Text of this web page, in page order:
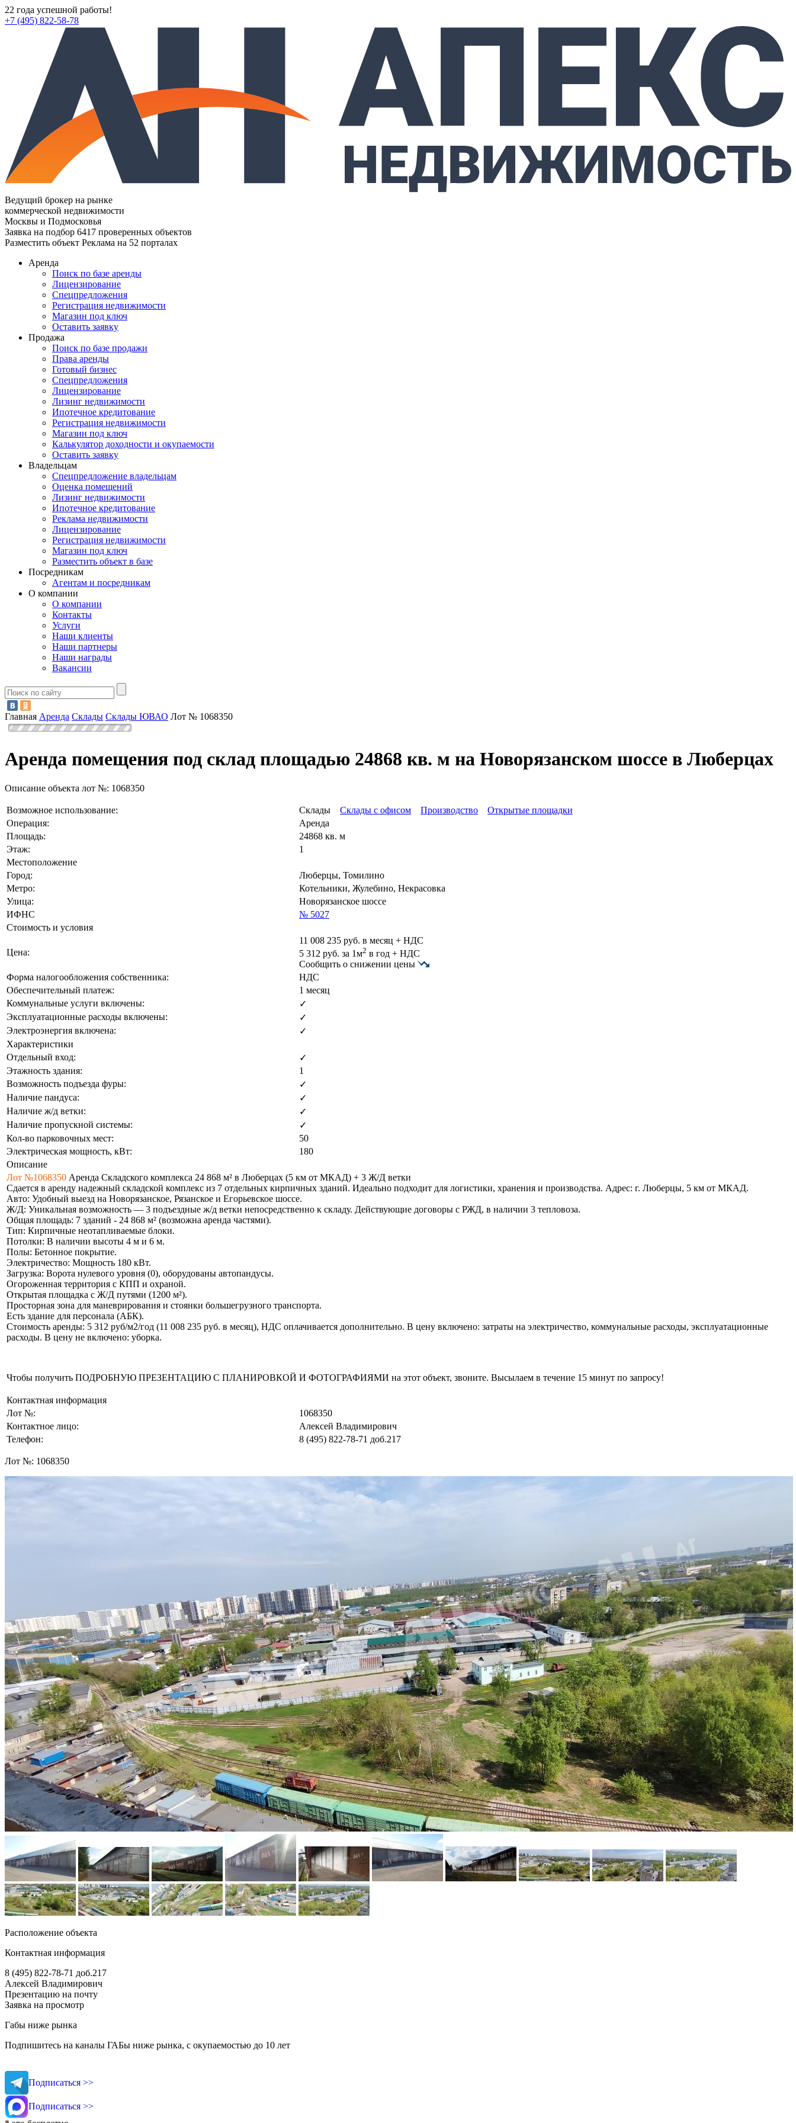
22 года успешной работы!
+7 (495) 822-58-78
Ведущий брокер на рынке
коммерческой недвижимости
Москвы и Подмосковья
Заявка на подбор 6417 проверенных объектов
Разместить объект Реклама на 52 порталах
Аренда
Поиск по базе аренды
Лицензирование
Спецпредложения
Регистрация недвижимости
Магазин под ключ
Оставить заявку
Продажа
Поиск по базе продажи
Права аренды
Готовый бизнес
Спецпредложения
Лицензирование
Лизинг недвижимости
Ипотечное кредитование
Регистрация недвижимости
Магазин под ключ
Калькулятор доходности и окупаемости
Оставить заявку
Владельцам
Спецпредложение владельцам
Оценка помещений
Лизинг недвижимости
Ипотечное кредитование
Реклама недвижимости
Лицензирование
Регистрация недвижимости
Магазин под ключ
Разместить объект в базе
Посредникам
Агентам и посредникам
О компании
О компании
Контакты
Услуги
Наши клиенты
Наши партнеры
Наши награды
Вакансии
Главная Аренда Склады Склады ЮВАО Лот № 1068350
Аренда помещения под склад площадью 24868 кв. м на Новорязанском шоссе в Люберцах
Описание объекта лот №: 1068350
Возможное использование: Склады Склады с офисом Производство
Открытые площадки
Операция:
Аренда
Площадь:
24868 кв. м
Этаж:
1
Местоположение
Город:
Люберцы, Томилино
Метро:
Котельники, Жулебино, Некрасовка
Улица:
Новорязанское шоссе
ИФНС
№ 5027
Стоимость и условия
Цена:
11 008 235 руб. в месяц + НДС
5 312 руб. за 1м2 в год + НДС
Сообщить о снижении цены
Форма налогообложения собственника:
НДС
Обеспечительный платеж:
1 месяц
Коммунальные услуги включены:
✓
Эксплуатационные расходы включены:
✓
Электроэнергия включена:
✓
Характеристики
Отдельный вход:
✓
Этажность здания:
1
Возможность подъезда фуры:
✓
Наличие пандуса:
✓
Наличие ж/д ветки:
✓
Наличие пропускной системы:
✓
Кол-во парковочных мест:
50
Электрическая мощность, кВт:
180
Описание
Лот №1068350 Аренда Складского комплекса 24 868 м² в Люберцах (5 км от МКАД) + 3 Ж/Д ветки
Сдается в аренду надежный складской комплекс из 7 отдельных кирпичных зданий. Идеально подходит для логистики, хранения и производства. Адрес: г. Люберцы, 5 км от МКАД.
Авто: Удобный выезд на Новорязанское, Рязанское и Егорьевское шоссе.
Ж/Д: Уникальная возможность — 3 подъездные ж/д ветки непосредственно к складу. Действующие договоры с РЖД, в наличии 3 тепловоза.
Общая площадь: 7 зданий - 24 868 м² (возможна аренда частями).
Тип: Кирпичные неотапливаемые блоки.
Потолки: В наличии высоты 4 м и 6 м.
Полы: Бетонное покрытие.
Электричество: Мощность 180 кВт.
Загрузка: Ворота нулевого уровня (0), оборудованы автопандусы.
Огороженная территория с КПП и охраной.
Открытая площадка с Ж/Д путями (1200 м²).
Просторная зона для маневрирования и стоянки большегрузного транспорта.
Есть здание для персонала (АБК).
Стоимость аренды: 5 312 руб/м2/год (11 008 235 руб. в месяц), НДС оплачивается дополнительно. В цену включено: затраты на электричество, коммунальные расходы, эксплуатационные
расходы. В цену не включено: уборка.
Чтобы получить ПОДРОБНУЮ ПРЕЗЕНТАЦИЮ С ПЛАНИРОВКОЙ И ФОТОГРАФИЯМИ на этот объект, звоните. Высылаем в течение 15 минут по запросу!
Контактная информация
Лот №:
1068350
Контактное лицо:
Алексей Владимирович
Телефон:
8 (495) 822-78-71 доб.217
Лот №: 1068350
Расположение объекта
Контактная информация
8 (495) 822-78-71 доб.217
Алексей Владимирович
Презентацию на почту
Заявка на просмотр
Габы ниже рынка
Подпишитесь на каналы ГАБы ниже рынка, с окупаемостью до 10 лет
Подписаться >>
Подписаться >>